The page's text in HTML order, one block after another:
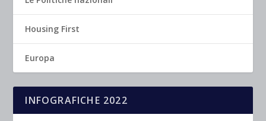
Housing First
Europa
INFOGRAFICHE 2022